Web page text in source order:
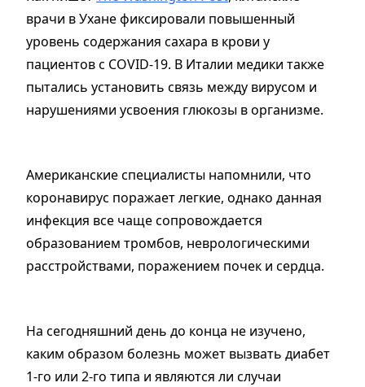
врачи в Ухане фиксировали повышенный
уровень содержания сахара в крови у
пациентов с COVID-19. В Италии медики также
пытались установить связь между вирусом и
нарушениями усвоения глюкозы в организме.
Американские специалисты напомнили, что
коронавирус поражает легкие, однако данная
инфекция все чаще сопровождается
образованием тромбов, неврологическими
расстройствами, поражением почек и сердца.
На сегодняшний день до конца не изучено,
каким образом болезнь может вызвать диабет
1-го или 2-го типа и являются ли случаи